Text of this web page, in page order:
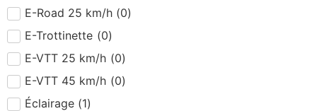
E-Road 25 km/h (0)
E-Trottinette (0)
E-VTT 25 km/h (0)
E-VTT 45 km/h (0)
Éclairage (1)